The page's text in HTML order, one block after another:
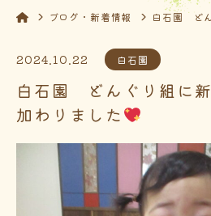
ブログ・新着情報 白石園 ど
2024.10.22 白石園
白石園 どんぐり組に
加わりました